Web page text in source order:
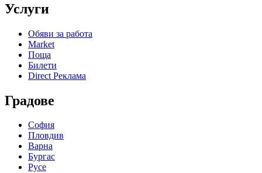
Услуги
Обяви за работа
Market
Поща
Билети
Direct Реклама
Градове
София
Пловдив
Варна
Бургас
Русе